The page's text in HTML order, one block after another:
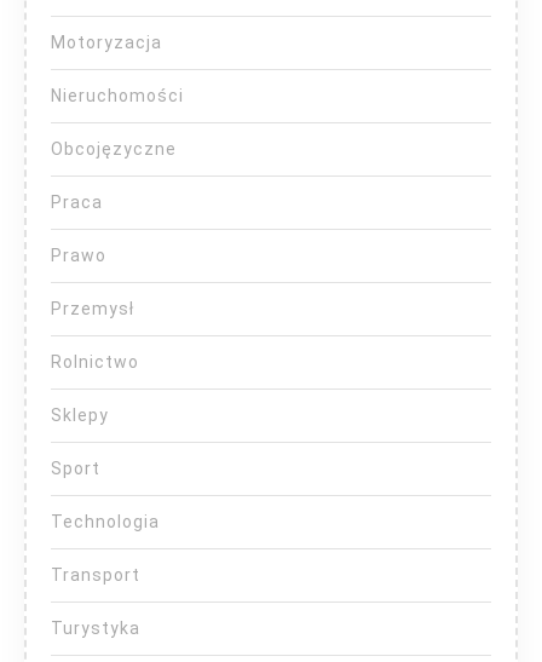
Motoryzacja
Nieruchomości
Obcojęzyczne
Praca
Prawo
Przemysł
Rolnictwo
Sklepy
Sport
Technologia
Transport
Turystyka